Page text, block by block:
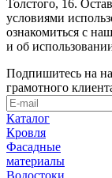
Толстого, 16.
условиями
ознакомиться с
и об
Подпишитесь на
грамотного
Каталог
Кровля
Фасадные
материалы